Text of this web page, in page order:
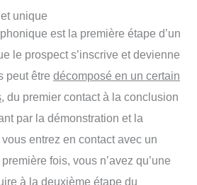
unique
est la première étape d’un
le prospect s’inscrive et devienne
peut être décomposé en un certain
, du premier contact à la conclusion
par la démonstration et la
entrez en contact avec un
fois, vous n’avez qu’une
à la deuxième étape du